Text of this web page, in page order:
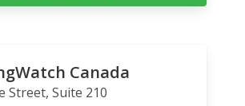
Canada
Street, Suite 210